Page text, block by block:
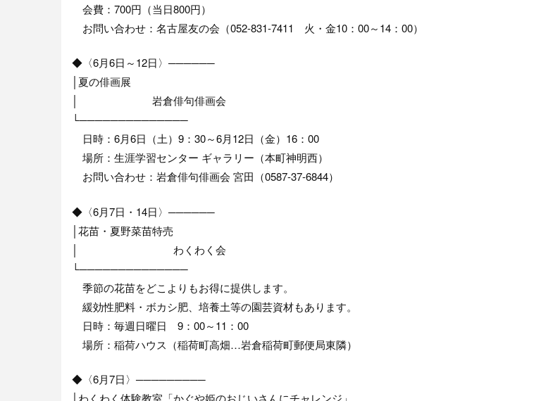
会費：700円（当日800円）
お問い合わせ：名古屋友の会（052-831-7411 火・金10：00～14：00）
◆〈6月6日～12日〉──────
│夏の俳画展
│ 岩倉俳句俳画会
└──────────────
日時：6月6日（土）9：30～6月12日（金）16：00
場所：生涯学習センター ギャラリー（本町神明西）
お問い合わせ：岩倉俳句俳画会 宮田（0587-37-6844）
◆〈6月7日・14日〉──────
│花苗・夏野菜苗特売
│ わくわく会
└──────────────
季節の花苗をどこよりもお得に提供します。
緩効性肥料・ボカシ肥、培養土等の園芸資材もあります。
日時：毎週日曜日 9：00～11：00
場所：稲荷ハウス（稲荷町高畑…岩倉稲荷町郵便局東隣）
◆〈6月7日〉─────────
│わくわく体験教室「かぐや姫のおじいさんにチャレンジ」